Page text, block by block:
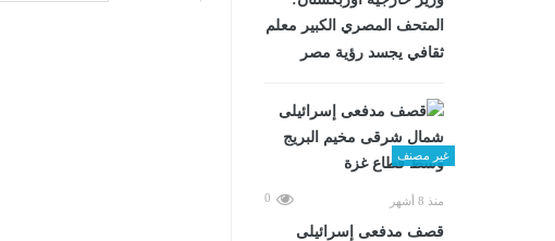
المتحف المصري الكبير معلم
ثقافي يجسد رؤية مصر
غير مصنف
منذ 8 أشهر 0
قصف مدفعى إسرائيلى